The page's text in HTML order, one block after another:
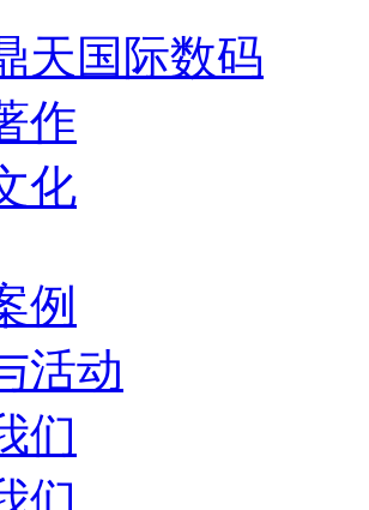
天国际数码
作
化
例
活动
们